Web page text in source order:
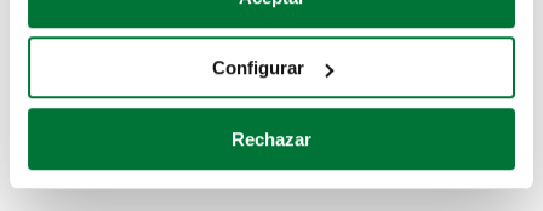
Recopilar información sobre su ubicación geográfica
Identificar su dispositivo analizándolo activamente
para buscar características específicas (huellas
Obtenga más información sobre cómo se procesan sus
Configurar
Rechazar
Coches de km0